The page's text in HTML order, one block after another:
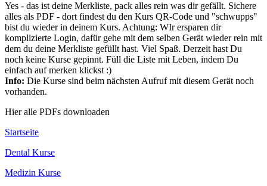
Yes - das ist deine Merkliste, pack alles rein was dir gefällt. Sichere
alles als PDF - dort findest du den Kurs QR-Code und "schwupps"
bist du wieder in deinem Kurs. Achtung: WIr ersparen dir
komplizierte Login, dafür gehe mit dem selben Gerät wieder rein mit
dem du deine Merkliste gefüllt hast. Viel Spaß. Derzeit hast Du
noch keine Kurse gepinnt. Füll die Liste mit Leben, indem Du
einfach auf merken klickst :)
Info: Die Kurse sind beim nächsten Aufruf mit diesem Gerät noch
vorhanden.
Hier alle PDFs downloaden
Startseite
Dental Kurse
Medizin Kurse